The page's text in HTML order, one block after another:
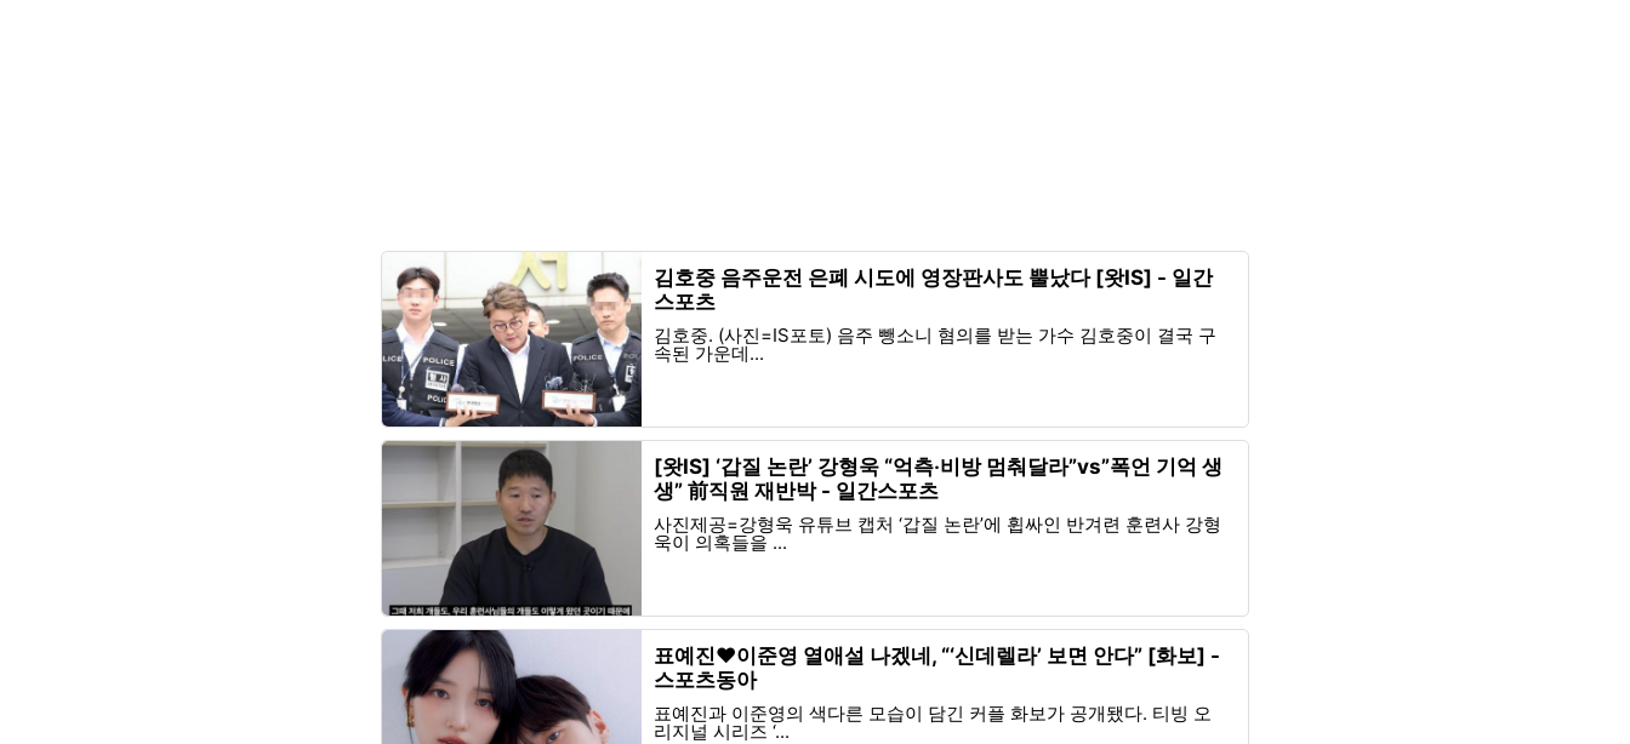
김호중 음주운전 은폐 시도에 영장판사도 뿔났다 [왓IS] - 일간
스포츠
김호중. (사진=IS포토) 음주 뺑소니 혐의를 받는 가수 김호중이 결국 구
속된 가운데...
[왓IS] ‘갑질 논란’ 강형욱 “억측‧비방 멈춰달라”vs”폭언 기억 생
생” 前직원 재반박 - 일간스포츠
사진제공=강형욱 유튜브 캡처 ‘갑질 논란’에 휩싸인 반겨련 훈련사 강형
욱이 의혹들을 ...
표예진♥이준영 열애설 나겠네, “‘신데렐라’ 보면 안다” [화보] -
스포츠동아
표예진과 이준영의 색다른 모습이 담긴 커플 화보가 공개됐다. 티빙 오
리지널 시리즈 ‘...